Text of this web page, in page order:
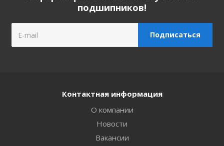
подшипников!
Контактная информация
О компании
Новости
Вакансии